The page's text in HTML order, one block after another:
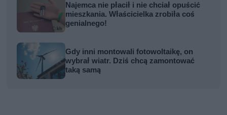
Najemca nie płacił i nie chciał opuścić
mieszkania. Właścicielka zrobiła coś
genialnego!
Gdy inni montowali fotowoltaikę, on
wybrał wiatr. Dziś chcą zamontować
taką samą